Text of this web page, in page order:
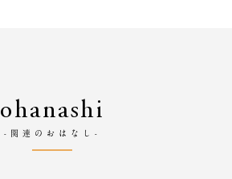
ohanashi
-関連のおはなし-